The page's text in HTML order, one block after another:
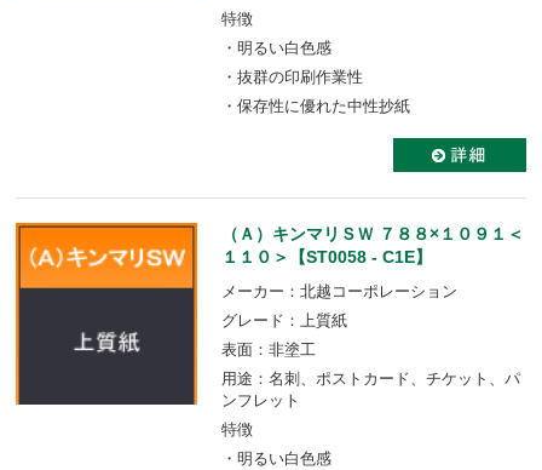
特徴
・明るい白色感
・抜群の印刷作業性
・保存性に優れた中性抄紙
（Ａ）キンマリＳＷ ７８８×１０９１＜
１１０＞【ST0058 - C1E】
メーカー：北越コーポレーション
グレード：上質紙
表面：非塗工
用途：名刺、ポストカード、チケット、パ
ンフレット
特徴
・明るい白色感